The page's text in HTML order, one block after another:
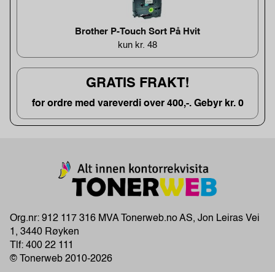
Brother P-Touch Sort På Hvit
kun kr. 48
GRATIS FRAKT!
for ordre med vareverdi over 400,-. Gebyr kr. 0
Org.nr: 912 117 316 MVA Tonerweb.no AS, Jon Leiras Vei
1, 3440 Røyken
Tlf: 400 22 111
© Tonerweb 2010-2026